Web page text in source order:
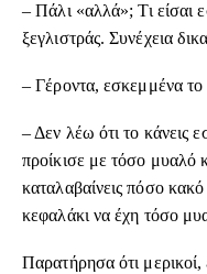
– Πάλι «αλλά»; Τι είσαι
ξεγλιστράς. Συνέχεια
– Γέροντα, εσκεμμένα
– Δεν λέω ότι το κάνεις
προίκισε με τόσο μυαλό
καταλαβαίνεις πόσο
κεφαλάκι να έχη τόσο
Παρατήρησα ότι μερικοί,